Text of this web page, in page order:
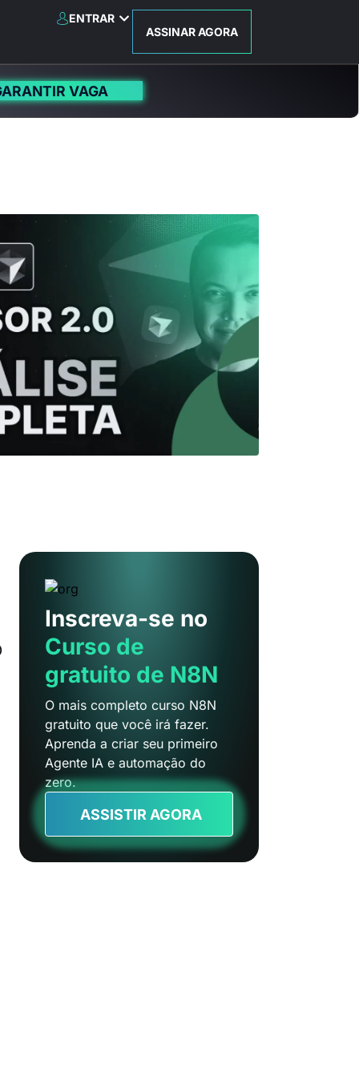
ENTRAR
ASSINAR AGORA
VAGA
Inscreva-se no
Curso de
gratuito de N8N
O mais completo curso N8N
gratuito que você irá fazer.
Aprenda a criar seu primeiro
Agente IA e automação do
zero.
ASSISTIR AGORA